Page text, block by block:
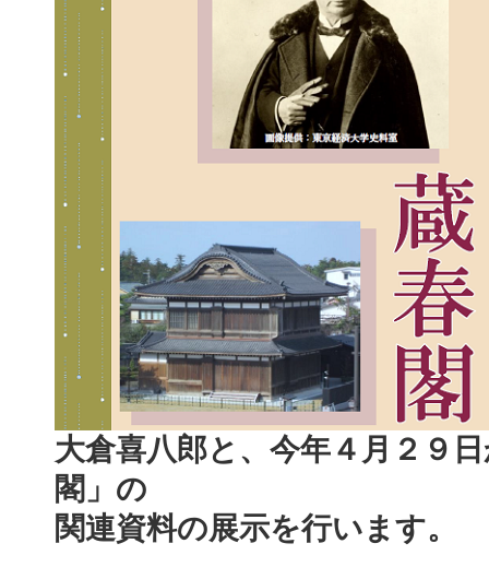
大倉喜八郎と、今年４月２９
閣」の
関連資料の展示を行います。